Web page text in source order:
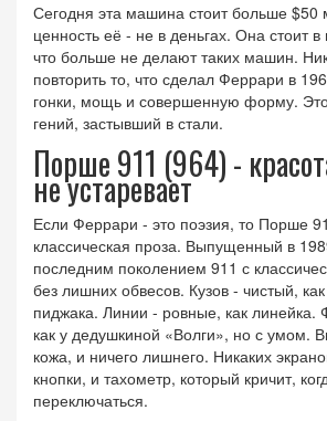
Сегодня эта машина стоит больше
ценность её - не в деньгах. Она стоит
что больше не делают таких машин.
повторить то, что сделал Феррари в
гонки, мощь и совершенную форму.
гений, застывший в стали.
Порше 911 (964) -
не устаревает
Если Феррари - это поэзия, то Порше
классическая проза. Выпущенный в
последним поколением 911 с
без лишних обвесов. Кузов - чистый, как
пиджака. Линии - ровные, как линейка.
как у дедушкиной «Волги», но с умом.
кожа, и ничего лишнего. Никаких
кнопки, и тахометр, который кричит,
переключаться.